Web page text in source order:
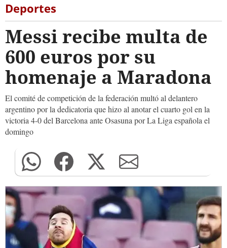
Deportes
Messi recibe multa de
600 euros por su
homenaje a Maradona
El comité de competición de la federación multó al delantero
argentino por la dedicatoria que hizo al anotar el cuarto gol en la
victoria 4-0 del Barcelona ante Osasuna por La Liga española el
domingo